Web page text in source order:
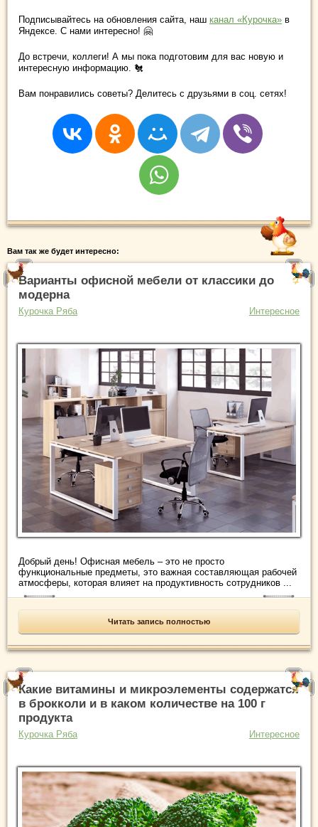
Подписывайтесь на обновления сайта, наш канал «Курочка» в
Яндексе. С нами интересно! 🤗
До встречи, коллеги! А мы пока подготовим для вас новую и
интересную информацию. 🐔
Вам понравились советы? Делитесь с друзьями в соц. сетях!
Вам так же будет интересно:
Варианты офисной мебели от классики до
модерна
Курочка Ряба Интересное
Добрый день! Офисная мебель – это не просто
функциональные предметы, это важная составляющая рабочей
атмосферы, которая влияет на продуктивность сотрудников ...
Читать запись полностью
Какие витамины и микроэлементы содержатся
в брокколи и в каком количестве на 100 г
продукта
Курочка Ряба Интересное